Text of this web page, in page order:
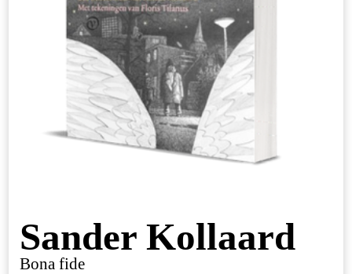
Sander Kollaard
Bona fide